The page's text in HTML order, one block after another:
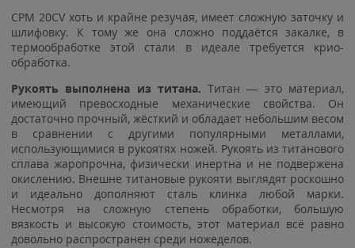
CPM 20CV хоть и крайне резучая, имеет сложную заточку и
шлифовку. К тому же она сложно поддаётся закалке, в
термообработке этой стали в идеале требуется крио-
обработка.
Рукоять выполнена из титана. Титан — это материал,
имеющий превосходные механические свойства. Он
достаточно прочный, жёсткий и обладает небольшим весом
в сравнении с другими популярными металлами,
использующимися в рукоятях ножей. Рукоять из титанового
сплава жаропрочна, физически инертна и не подвержена
окислению. Внешне титановые рукояти выглядят роскошно
и идеально дополняют сталь клинка любой марки.
Несмотря на сложную степень обработки, большую
вязкость и высокую стоимость, этот материал всё равно
довольно распространен среди ножеделов.